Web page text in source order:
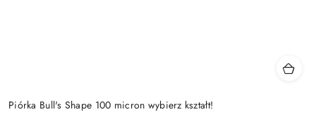
Piórka Bull's Shape 100 micron wybierz kształt!